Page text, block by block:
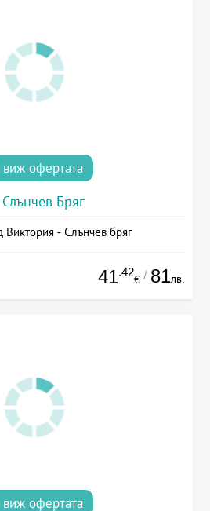
виж офертата
Слънчев Бряг
Виктория - Слънчев бряг
41.42
€ / 81лв.
виж офертата